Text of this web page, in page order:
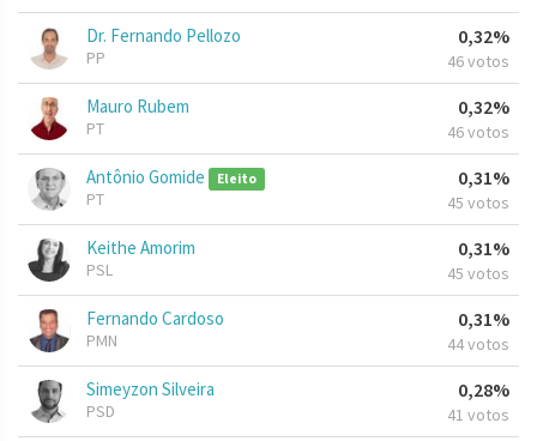
Dr. Fernando Pellozo
PP
0,32%
46 votos
Mauro Rubem
PT
0,32%
46 votos
Antônio Gomide Eleito
PT
0,31%
45 votos
Keithe Amorim
PSL
0,31%
45 votos
Fernando Cardoso
PMN
0,31%
44 votos
Simeyzon Silveira
PSD
0,28%
41 votos